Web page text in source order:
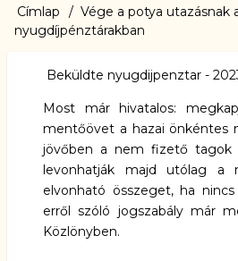
navigáció
Morzsa
Címlap
Vége a potya utazásnak
nyugdíjpénztárakban
Beküldte nyugdijpenztar -
Most már hivatalos:
mentőövet a hazai önkéntes
jövőben a nem fizető tagok
levonhatják majd utólag a
elvonható összeget, ha
erről szóló jogszabály már
Közlönyben.